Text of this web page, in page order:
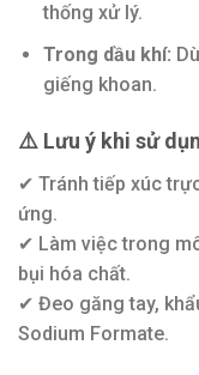
thống xử lý.
Trong dầu khí:
giếng khoan.
⚠️ Lưu ý khi sử
✔ Tránh tiếp xúc
ứng.
✔ Làm việc trong
bụi hóa chất.
✔ Đeo găng tay,
Sodium Formate.